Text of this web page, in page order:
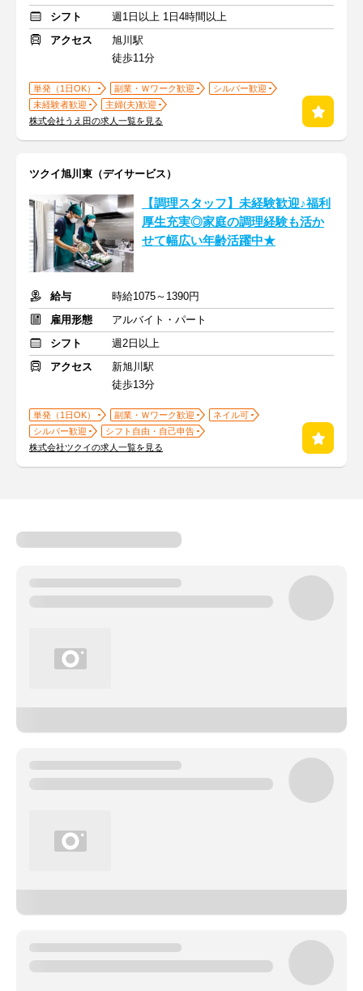
シフト
週1日以上 1日4時間以上
アクセス
旭川駅
徒歩11分
単発（1日OK） 副業・Ｗワーク歓迎
シルバー歓迎
未経験者歓迎
主婦(夫)歓迎
株式会社うえ田の求人一覧を見る
ツクイ旭川東（デイサービス）
【調理スタッフ】未経験歓迎♪福利
厚生充実◎家庭の調理経験も活か
せて幅広い年齢活躍中★
給与
時給1075～1390円
雇用形態
アルバイト・パート
シフト
週2日以上
アクセス
新旭川駅
徒歩13分
単発（1日OK） 副業・Ｗワーク歓迎
ネイル可
シルバー歓迎
シフト自由・自己申告
株式会社ツクイの求人一覧を見る